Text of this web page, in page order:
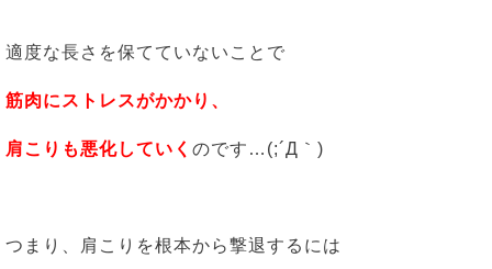
適度な長さを保てていないことで
筋肉にストレスがかかり、
肩こりも悪化していく のです…(;´Д｀)
つまり、肩こりを根本から撃退するには